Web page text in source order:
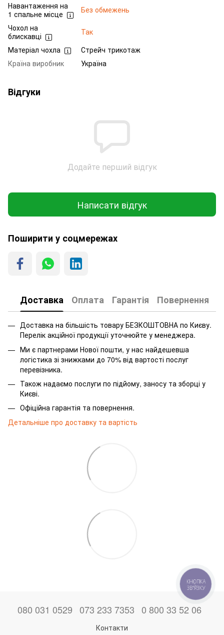
Навантаження на
1 спальне місце
Без обмежень
Чохол на
блискавці
Так
Матеріал чохла
Стрейч трикотаж
Країна виробник
Україна
Відгуки
Додайте перший відгук
Написати відгук
Поширити у соцмережах
Доставка Оплата Гарантія Повернення
Доставка на більшість товару БЕЗКОШТОВНА по Києву.
Перелік акційної продукції уточнюйте у менеджера.
Ми є партнерами Нової пошти, у нас найдешевша
логістика зі знижками до 70% від вартості послуг
перевізника.
Також надаємо послуги по підйому, заносу та зборці у
Києві.
Офіційна гарантія та повернення.
Детальніше про доставку та вартість
080 031 0529 073 233 7353 0 800 33 52 06
Контакти
КНОПКА
ЗВ'ЯЗКУ